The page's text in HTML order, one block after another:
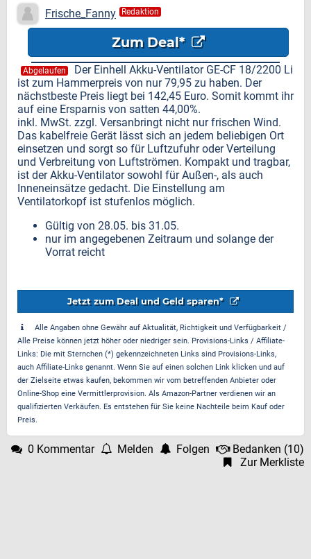
Li für nur
Frische_Fanny Redaktion
Zum Deal*
Abgelaufen
Der Einhell Akku-Ventilator GE-CF 18/2200 Li
ist zum Hammerpreis von nur 79,95 zu haben. Der
nächstbeste Preis liegt bei 142,45 Euro. Somit kommt ihr
auf eine Ersparnis von satten 44,00%.
inkl. MwSt. zzgl. Versanbringt nicht nur frischen Wind.
Das kabelfreie Gerät lässt sich an jedem beliebigen Ort
einsetzen und sorgt so für Luftzufuhr oder Verteilung
und Verbreitung von Luftströmen. Kompakt und tragbar,
ist der Akku-Ventilator sowohl für Außen-, als auch
Inneneinsätze gedacht. Die Einstellung am
Ventilatorkopf ist stufenlos möglich.
Gültig von 28.05. bis 31.05.
nur im angegebenen Zeitraum und solange der
Vorrat reicht
Jetzt zum Deal und Geld sparen*
Alle Angaben ohne Gewähr auf Aktualität, Richtigkeit und Verfügbarkeit /
Alle Preise können jetzt höher oder niedriger sein. Provisions-Links / Affiliate-
Links: Die mit Sternchen (*) gekennzeichneten Links sind Provisions-Links,
auch Affiliate-Links genannt. Wenn Sie auf einen solchen Link klicken und auf
der Zielseite etwas kaufen, bekommen wir vom betreffenden Anbieter oder
Online-Shop eine Vermittlerprovision. Als Amazon-Partner verdienen wir an
qualifizierten Verkäufen. Es entstehen für Sie keine Nachteile beim Kauf oder
Preis.
0 Kommentar Melden Folgen Bedanken (10)
Zur Merkliste